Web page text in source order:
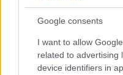
Google consents
I want to allow
related to advertising
device identifiers in